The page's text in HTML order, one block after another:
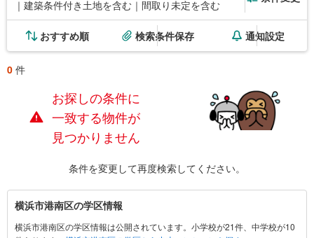
｜建築条件付き土地を含む｜間取り未定を含む
おすすめ順 検索条件保存 通知設定
0 件
お探しの条件に
一致する物件が
見つかりません
条件を変更して再度検索してください。
横
浜
市
横浜市港南区の学区情報
横浜市港南区の学区情報は公開されています。小学校が21件、中学校が10